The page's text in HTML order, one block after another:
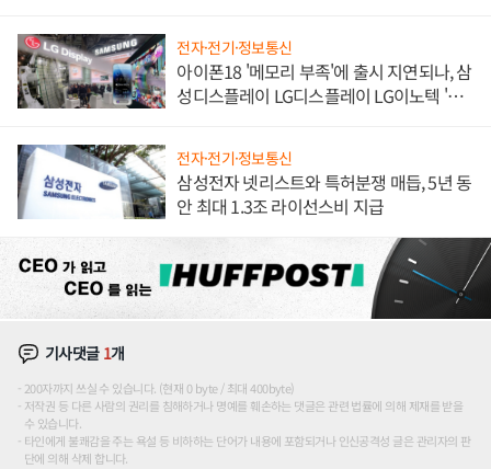
전자·전기·정보통신
아이폰18 '메모리 부족'에 출시 지연되나, 삼
성디스플레이 LG디스플레이 LG이노텍 '탈
전자·전기·정보통신
삼성전자 넷리스트와 특허분쟁 매듭, 5년 동
안 최대 1.3조 라이선스비 지급
기사댓글 1개
200자까지 쓰실 수 있습니다. (현재 0 byte / 최대 400byte)
저작권 등 다른 사람의 권리를 침해하거나 명예를 훼손하는 댓글은 관련 법률에 의해 제재를 받을
수 있습니다.
타인에게 불쾌감을 주는 욕설 등 비하하는 단어가 내용에 포함되거나 인신공격성 글은 관리자의 판
단에 의해 삭제 합니다.